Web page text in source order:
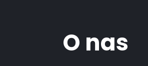
O nas